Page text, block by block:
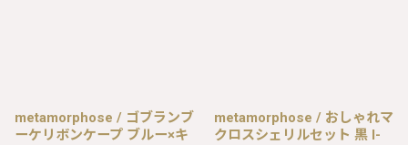
metamorphose / ゴブランブ
ーケリボンケープ ブルー×キ
metamorphose / おしゃれマ
クロスシェリルセット 黒 I-